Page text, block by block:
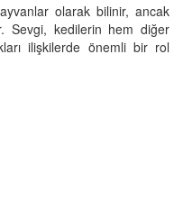
olarak bilinir, ancak
Sevgi, kedilerin hem diğer
ilişkilerde önemli bir rol